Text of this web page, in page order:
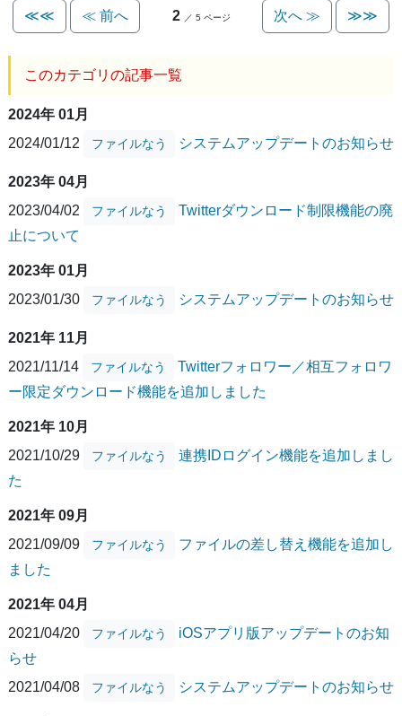
≪≪ ≪ 前へ 2 ／ 5 ページ 次へ ≫ ≫≫
このカテゴリの記事一覧
2024年 01月
2024/01/12
ファイルなう システムアップデートのお知らせ
2023年 04月
2023/04/02
ファイルなう
Twitterダウンロード制限機能の廃
止について
2023年 01月
2023/01/30
ファイルなう システムアップデートのお知らせ
2021年 11月
2021/11/14
ファイルなう
Twitterフォロワー／相互フォロワ
ー限定ダウンロード機能を追加しました
2021年 10月
2021/10/29
ファイルなう
連携IDログイン機能を追加しまし
た
2021年 09月
2021/09/09
ファイルなう
ファイルの差し替え機能を追加し
ました
2021年 04月
2021/04/20
ファイルなう
iOSアプリ版アップデートのお知
らせ
2021/04/08
ファイルなう システムアップデートのお知らせ